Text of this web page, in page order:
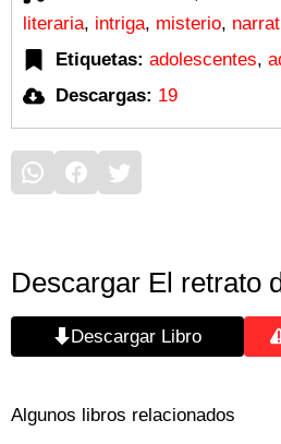
literaria, intriga, misterio,
Etiquetas: adolescentes,
Descargas: 19
Descargar El retrato
Descargar Libro
Algunos libros relacionados